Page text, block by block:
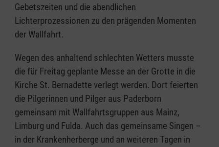
Gebetszeiten und die abendlichen
Lichterprozessionen zu den prägenden Momenten
der Wallfahrt.
Wegen des anhaltend schlechten Wetters musste
die für Freitag geplante Messe an der Grotte in die
Kirche St. Bernadette verlegt werden. Dort feierten
die Pilgerinnen und Pilger aus Paderborn
gemeinsam mit Wallfahrtsgruppen aus Mainz,
Limburg und Fulda. Auch das gemeinsame Singen –
in der Krankenherberge und an weiteren Tagen in